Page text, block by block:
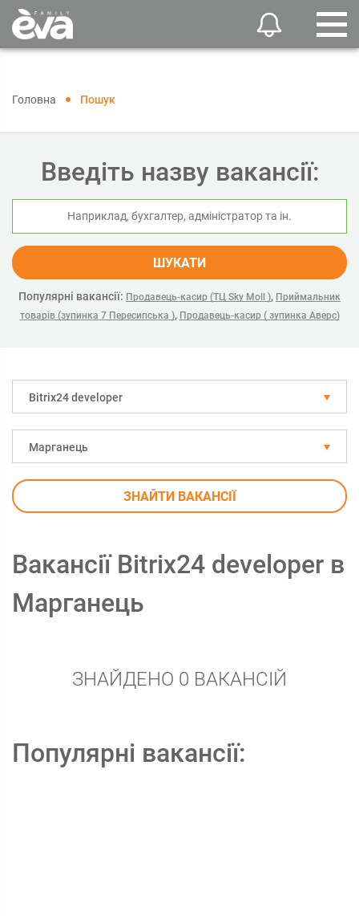
Головна Пошук
Введіть назву вакансії:
ШУКАТИ
Популярні вакансії: Продавець-касир (ТЦ Sky Moll ), Приймальник
товарів (зупинка 7 Пересипська ), Продавець-касир ( зупинка Аверс)
Bitrix24 developer
Марганець
ЗНАЙТИ ВАКАНСІЇ
Вакансії Bitrix24 developer в
Марганець
ЗНАЙДЕНО 0 ВАКАНСІЙ
Популярні вакансії: